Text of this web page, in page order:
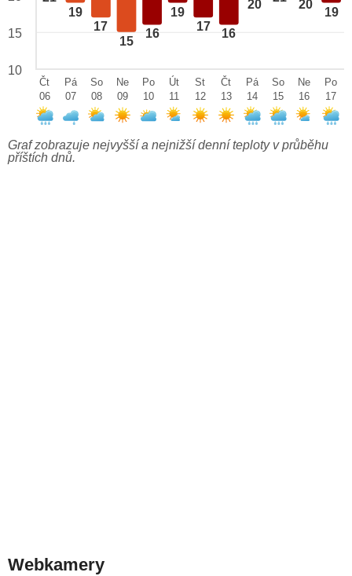
19
17
15
16
19
17
16
20 20
19
15
10
Čt
06
Pá
07
So
08
Ne
09
Po
10
Út
11
St
12
Čt
13
Pá
14
So
15
Ne
16
Po
17
Graf zobrazuje nejvyšší a nejnižší denní teploty v průběhu
příštích dnů.
Webkamery